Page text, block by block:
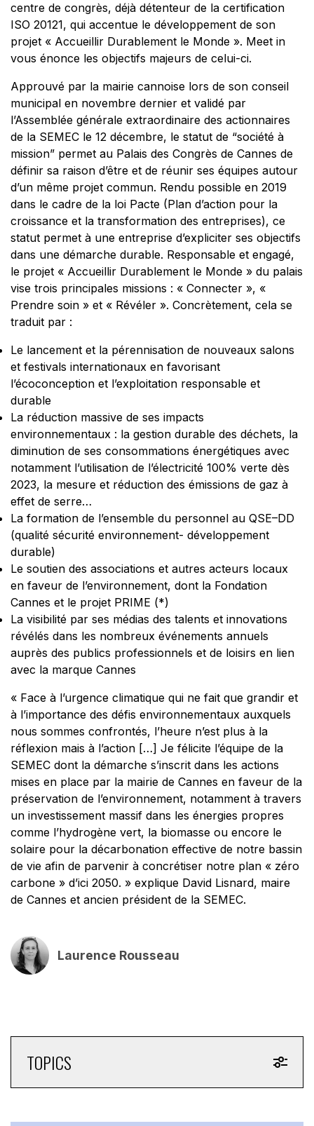
centre de congrès, déjà détenteur de la certification
ISO 20121, qui accentue le développement de son
projet « Accueillir Durablement le Monde ». Meet in
vous énonce les objectifs majeurs de celui-ci.
Approuvé par la mairie cannoise lors de son conseil
municipal en novembre dernier et validé par
l’Assemblée générale extraordinaire des actionnaires
de la SEMEC le 12 décembre, le statut de “société à
mission” permet au Palais des Congrès de Cannes de
définir sa raison d’être et de réunir ses équipes autour
d’un même projet commun. Rendu possible en 2019
dans le cadre de la loi Pacte (Plan d’action pour la
croissance et la transformation des entreprises), ce
statut permet à une entreprise d’expliciter ses objectifs
dans une démarche durable. Responsable et engagé,
le projet « Accueillir Durablement le Monde » du palais
vise trois principales missions : « Connecter », «
Prendre soin » et « Révéler ». Concrètement, cela se
traduit par :
Le lancement et la pérennisation de nouveaux salons
et festivals internationaux en favorisant
l’écoconception et l’exploitation responsable et
durable
La réduction massive de ses impacts
environnementaux : la gestion durable des déchets, la
diminution de ses consommations énergétiques avec
notamment l’utilisation de l’électricité 100% verte dès
2023, la mesure et réduction des émissions de gaz à
effet de serre…
La formation de l’ensemble du personnel au QSE–DD
(qualité sécurité environnement- développement
durable)
Le soutien des associations et autres acteurs locaux
en faveur de l’environnement, dont la Fondation
Cannes et le projet PRIME (*)
La visibilité par ses médias des talents et innovations
révélés dans les nombreux événements annuels
auprès des publics professionnels et de loisirs en lien
avec la marque Cannes
« Face à l’urgence climatique qui ne fait que grandir et
à l’importance des défis environnementaux auxquels
nous sommes confrontés, l’heure n’est plus à la
réflexion mais à l’action […] Je félicite l’équipe de la
SEMEC dont la démarche s’inscrit dans les actions
mises en place par la mairie de Cannes en faveur de la
préservation de l’environnement, notamment à travers
un investissement massif dans les énergies propres
comme l’hydrogène vert, la biomasse ou encore le
solaire pour la décarbonation effective de notre bassin
de vie afin de parvenir à concrétiser notre plan « zéro
carbone » d’ici 2050. » explique David Lisnard, maire
de Cannes et ancien président de la SEMEC.
Laurence Rousseau
TOPICS